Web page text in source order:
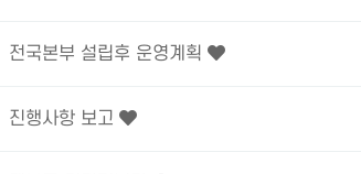
전국본부 설립후 운영계획
진행사항 보고